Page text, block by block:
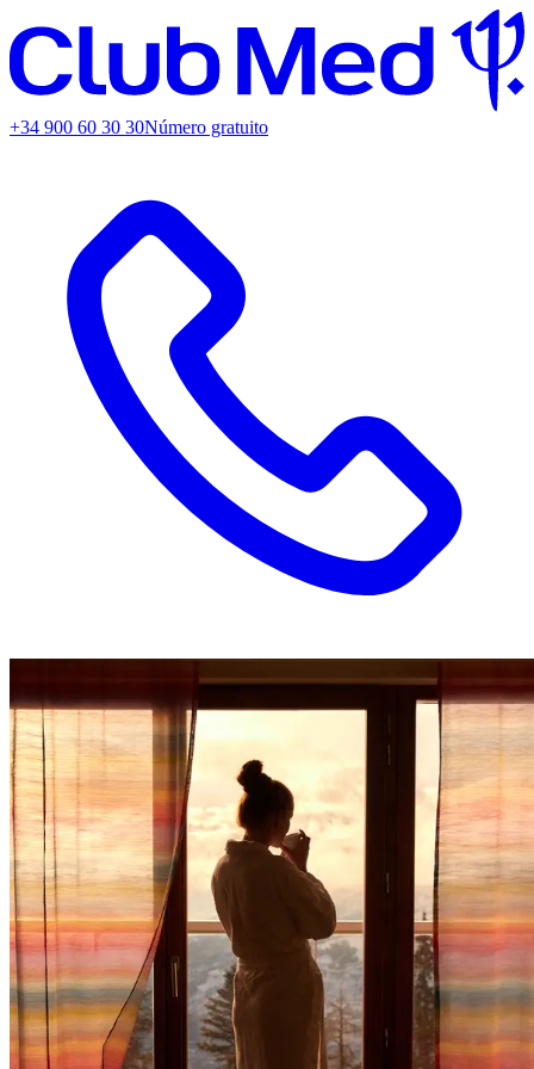
+34 900 60 30 30Número gratuito